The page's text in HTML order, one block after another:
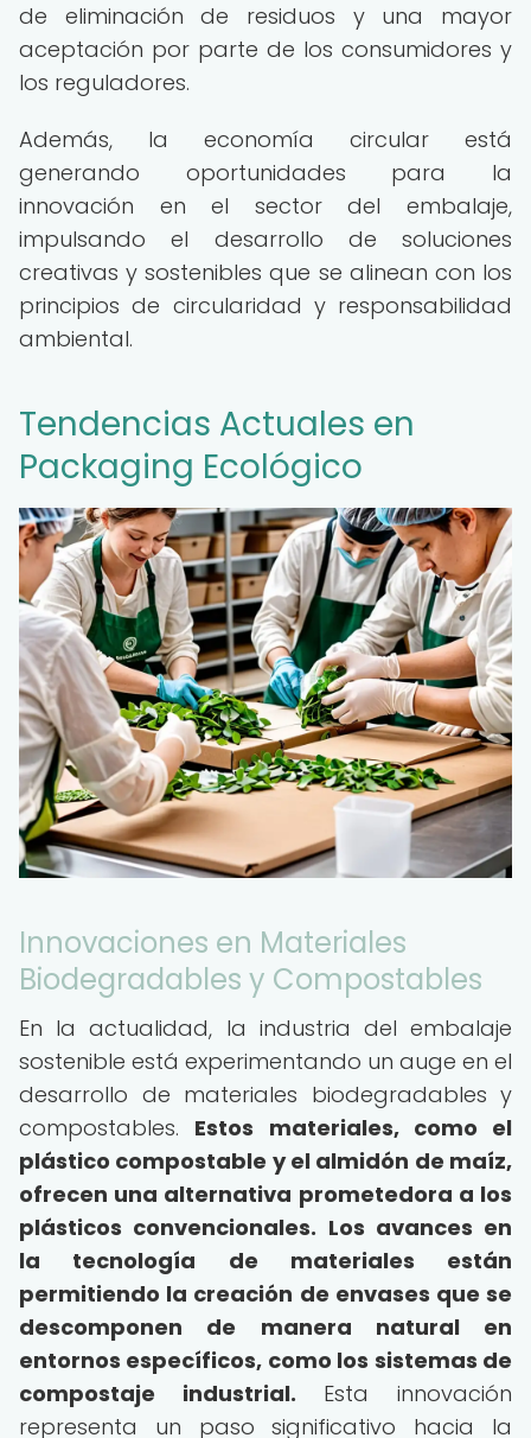
de eliminación de residuos y una mayor
aceptación por parte de los consumidores y
los reguladores.
Además, la economía circular está
generando oportunidades para la
innovación en el sector del embalaje,
impulsando el desarrollo de soluciones
creativas y sostenibles que se alinean con los
principios de circularidad y responsabilidad
ambiental.
Tendencias Actuales en
Packaging Ecológico
Innovaciones en Materiales
Biodegradables y Compostables
En la actualidad, la industria del embalaje
sostenible está experimentando un auge en el
desarrollo de materiales biodegradables y
compostables. Estos materiales, como el
plástico compostable y el almidón de maíz,
ofrecen una alternativa prometedora a los
plásticos convencionales. Los avances en
la tecnología de materiales están
permitiendo la creación de envases que se
descomponen de manera natural en
entornos específicos, como los sistemas de
compostaje industrial. Esta innovación
representa un paso significativo hacia la